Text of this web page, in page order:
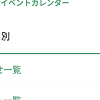
ベントカレンダー
一覧